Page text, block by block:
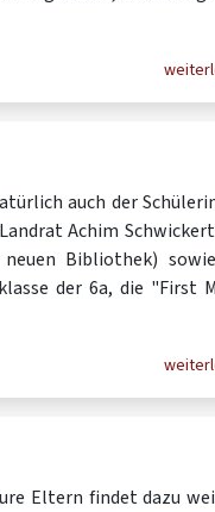
auch der
Achim
Bibliothek)
der 6a, die "First
Eltern findet dazu